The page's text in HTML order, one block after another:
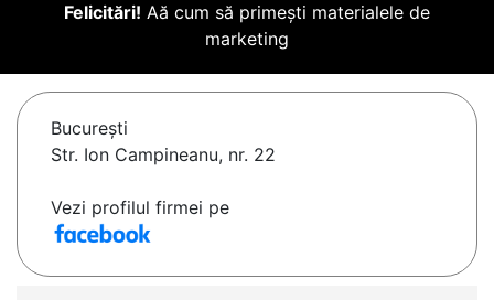
Felicitări! Aă cum să primești materialele de
marketing
Bucureşti
Str. Ion Campineanu, nr. 22
Vezi profilul firmei pe